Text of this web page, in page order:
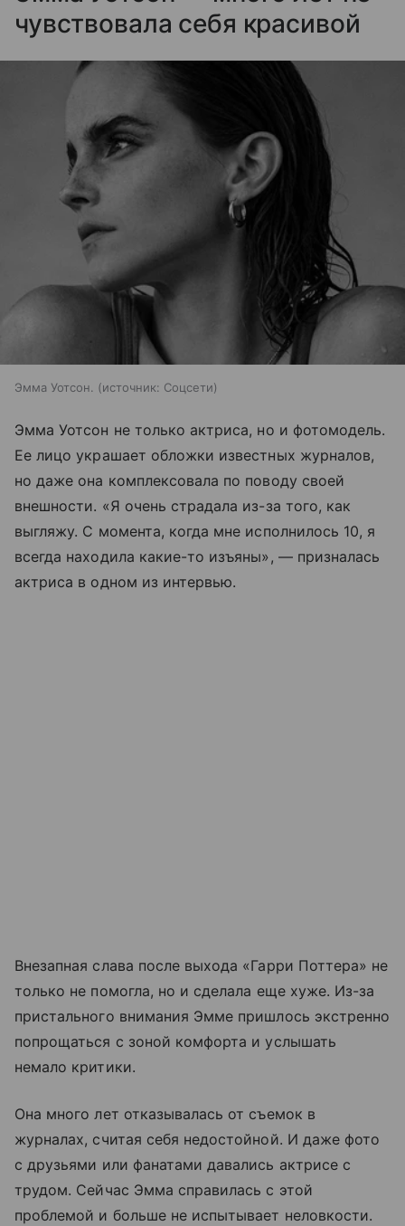
чувствовала себя красивой
Эмма Уотсон. источник: Соцсети
Эмма Уотсон не только актриса, но и фотомодель.
Ее лицо украшает обложки известных журналов,
но даже она комплексовала по поводу своей
внешности. «Я очень страдала из-за того, как
выгляжу. С момента, когда мне исполнилось 10, я
всегда находила какие-то изъяны», — призналась
актриса в одном из интервью.
Внезапная слава после выхода «Гарри Поттера» не
только не помогла, но и сделала еще хуже. Из-за
пристального внимания Эмме пришлось экстренно
попрощаться с зоной комфорта и услышать
немало критики.
Она много лет отказывалась от съемок в
журналах, считая себя недостойной. И даже фото
с друзьями или фанатами давались актрисе с
трудом. Сейчас Эмма справилась с этой
проблемой и больше не испытывает неловкости.